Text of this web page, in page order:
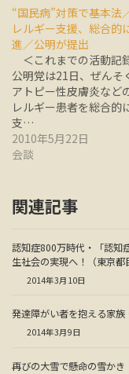
“国民病”対策で基本法
レルギー支援、総合的
進／公明が提出
＜これまでの活動記
公明党は21日、ぜんそ
アトピー性皮膚炎など
レルギー患者を総合的
支…
2010年5月22日
会談
関連記事
認知症800万時代・「認知
生社会の実現へ！（東京都
2014年3月10日
発達障がい者を抱える家族
2014年3月9日
再びの大雪で懸命の雪かき